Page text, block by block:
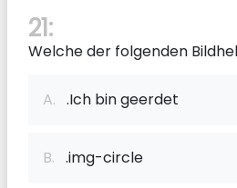
21:
Welche der folgenden
A. .Ich bin geerdet
B. .img-circle